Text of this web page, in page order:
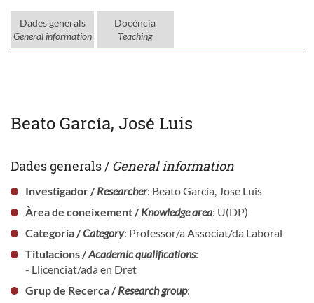
Dades generals
General information
Docència
Teaching
Beato García, José Luis
Dades generals / General information
Investigador /Researcher: Beato García, José Luis
Àrea de coneixement /Knowledge area: U(DP)
Categoria /Category: Professor/a Associat/da Laboral
Titulacions /Academic qualifications:
- Llicenciat/ada en Dret
Grup de Recerca /Research group: